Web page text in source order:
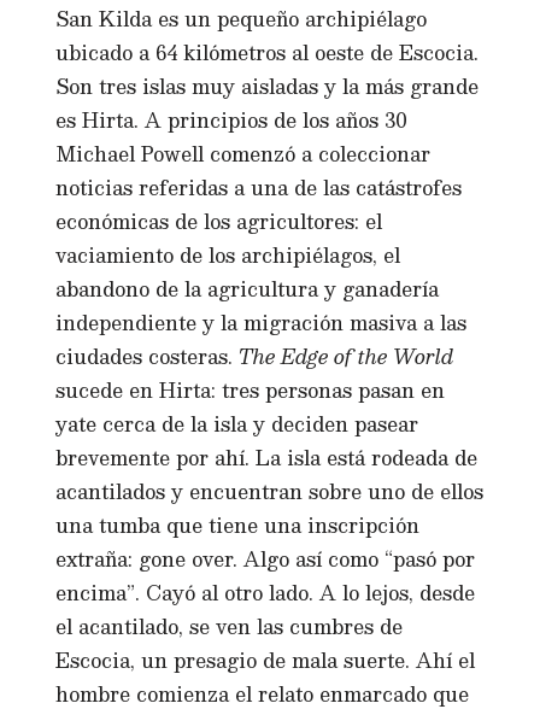
San Kilda es un pequeño archipiélago
ubicado a 64 kilómetros al oeste de Escocia.
Son tres islas muy aisladas y la más grande
es Hirta. A principios de los años 30
Michael Powell comenzó a coleccionar
noticias referidas a una de las catástrofes
económicas de los agricultores: el
vaciamiento de los archipiélagos, el
abandono de la agricultura y ganadería
independiente y la migración masiva a las
ciudades costeras. The Edge of the World
sucede en Hirta: tres personas pasan en
yate cerca de la isla y deciden pasear
brevemente por ahí. La isla está rodeada de
acantilados y encuentran sobre uno de ellos
una tumba que tiene una inscripción
extraña: gone over. Algo así como “pasó por
encima”. Cayó al otro lado. A lo lejos, desde
el acantilado, se ven las cumbres de
Escocia, un presagio de mala suerte. Ahí el
hombre comienza el relato enmarcado que